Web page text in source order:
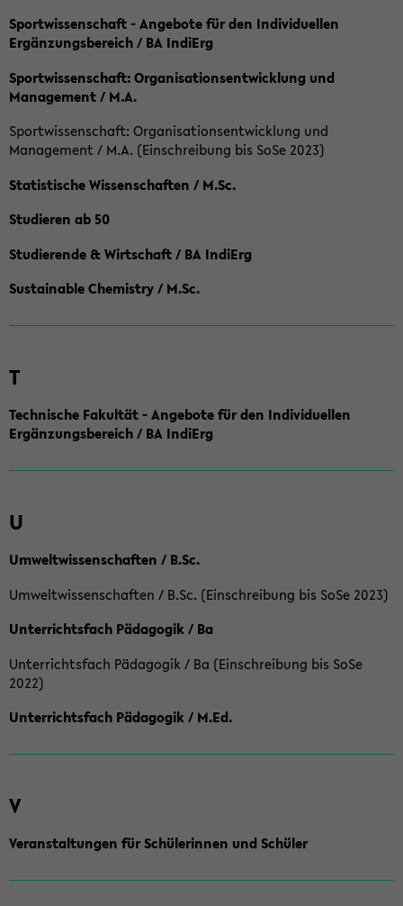
Sportwissenschaft - Angebote für den Individuellen
Ergänzungsbereich / BA IndiErg
Sportwissenschaft: Organisationsentwicklung und
Management / M.A.
Sportwissenschaft: Organisationsentwicklung und
Management / M.A. (Einschreibung bis SoSe 2023)
Statistische Wissenschaften / M.Sc.
Studieren ab 50
Studierende & Wirtschaft / BA IndiErg
Sustainable Chemistry / M.Sc.
T
Technische Fakultät - Angebote für den Individuellen
Ergänzungsbereich / BA IndiErg
U
Umweltwissenschaften / B.Sc.
Umweltwissenschaften / B.Sc. (Einschreibung bis SoSe 2023)
Unterrichtsfach Pädagogik / Ba
Unterrichtsfach Pädagogik / Ba (Einschreibung bis SoSe
2022)
Unterrichtsfach Pädagogik / M.Ed.
V
Veranstaltungen für Schülerinnen und Schüler